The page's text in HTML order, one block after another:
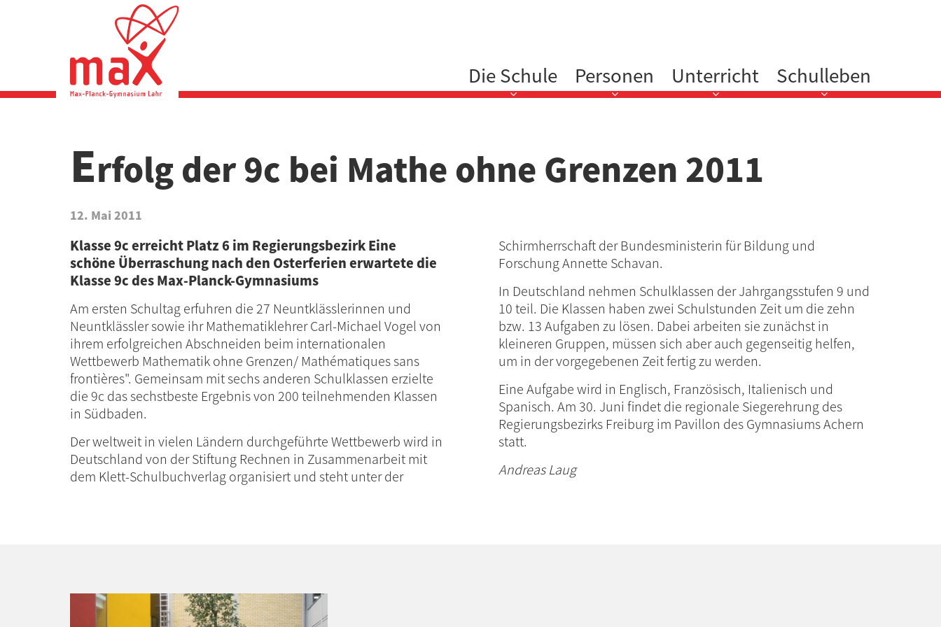
Hauptnavigation
Die Schule Personen Unterricht Schulleben
Erfolg der 9c bei Mathe ohne Grenzen 2011
12. Mai 2011
Klasse 9c erreicht Platz 6 im Regierungsbezirk Eine
schöne Überraschung nach den Osterferien erwartete die
Klasse 9c des Max-Planck-Gymnasiums
Am ersten Schultag erfuhren die 27 Neuntklässlerinnen und
Neuntklässler sowie ihr Mathematiklehrer Carl-Michael Vogel von
ihrem erfolgreichen Abschneiden beim internationalen
Wettbewerb Mathematik ohne Grenzen/ Mathématiques sans
frontières". Gemeinsam mit sechs anderen Schulklassen erzielte
die 9c das sechstbeste Ergebnis von 200 teilnehmenden Klassen
in Südbaden.
Der weltweit in vielen Ländern durchgeführte Wettbewerb wird in
Deutschland von der Stiftung Rechnen in Zusammenarbeit mit
dem Klett-Schulbuchverlag organisiert und steht unter der
Schirmherrschaft der Bundesministerin für Bildung und
Forschung Annette Schavan.
In Deutschland nehmen Schulklassen der Jahrgangsstufen 9 und
10 teil. Die Klassen haben zwei Schulstunden Zeit um die zehn
bzw. 13 Aufgaben zu lösen. Dabei arbeiten sie zunächst in
kleineren Gruppen, müssen sich aber auch gegenseitig helfen,
um in der vorgegebenen Zeit fertig zu werden.
Eine Aufgabe wird in Englisch, Französisch, Italienisch und
Spanisch. Am 30. Juni findet die regionale Siegerehrung des
Regierungsbezirks Freiburg im Pavillon des Gymnasiums Achern
statt.
Andreas Laug